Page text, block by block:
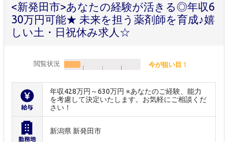
<新発田市>あなたの経験が活きる◎年収6
30万円可能★ 未来を担う薬剤師を育成♪嬉
しい土・日祝休み求人☆
閲覧状況 今が狙い目！
年収428万円～630万円 ※あなたのご経験、能力
を考慮して決定いたします。お気軽にご相談くだ
さい！
新潟県 新発田市